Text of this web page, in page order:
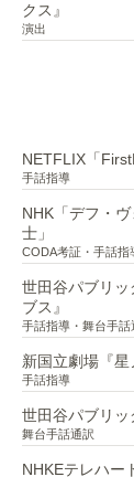
クス』
演出
NETFLIX「
手話指導
NHK「デフ・
士」
CODA考証・手話指
世田谷パブリッ
ブス』
手話指導・舞台手話
新国立劇場『星
手話指導
世田谷パブリッ
舞台手話通訳
NHKEテレハー